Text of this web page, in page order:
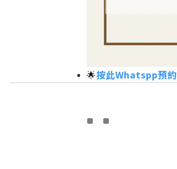
🌟按此Whatspp預約